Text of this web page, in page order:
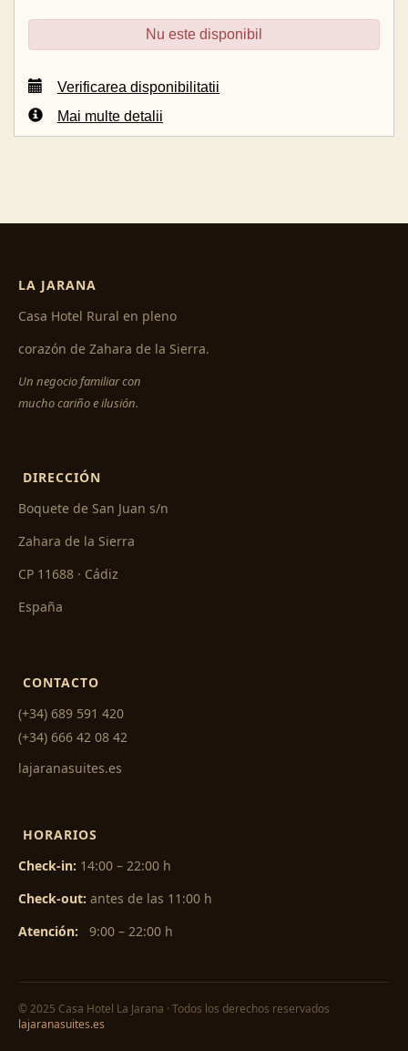
Nu este disponibil
Verificarea disponibilitatii
Mai multe detalii
LA JARANA
Casa Hotel Rural en pleno
corazón de Zahara de la Sierra.
Un negocio familiar con
mucho cariño e ilusión.
DIRECCIÓN
Boquete de San Juan s/n
Zahara de la Sierra
CP 11688 · Cádiz
España
CONTACTO
(+34) 689 591 420
(+34) 666 42 08 42
lajaranasuites.es
HORARIOS
Check-in: 14:00 – 22:00 h
Check-out: antes de las 11:00 h
Atención: 9:00 – 22:00 h
© 2025 Casa Hotel La Jarana · Todos los derechos reservados
lajaranasuites.es